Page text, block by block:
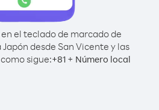
el teclado de marcado de
desde San Vicente y las
sigue:+81 + Número local